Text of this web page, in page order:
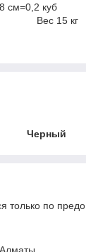
74*30*58
кг
Черный
только по